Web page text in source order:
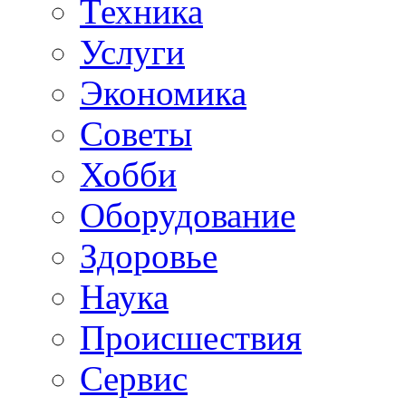
Техника
Услуги
Экономика
Советы
Хобби
Oборудование
Здоровье
Наука
Происшествия
Сервис